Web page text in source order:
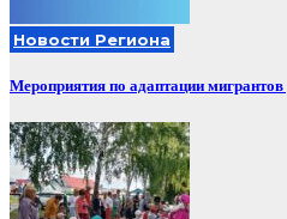
Новости Региона
Мероприятия по адаптации мигрантов